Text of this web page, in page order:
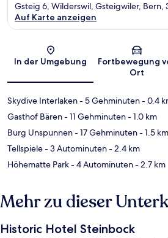
Karte
Gsteig 6, Wilderswil, Gsteigwiler, Bern,
Auf Karte anzeigen
In der Umgebung
Fortbewegung
Ort
Skydive Interlaken- 5 Gehminuten- 0.4
Gasthof Bären- 11 Gehminuten- 1.0 km
Burg Unspunnen- 17 Gehminuten- 1.5 km
Tellspiele- 3 Autominuten- 2.4 km
Höhematte Park- 4 Autominuten- 2.7 km
Mehr zu dieser
Historic Hotel Steinbock